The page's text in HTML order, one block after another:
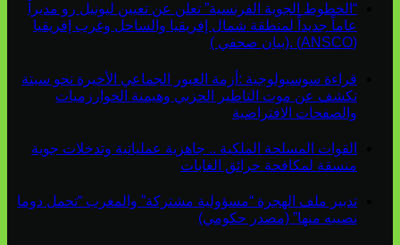
“الخطوط الجوية الفرنسية” تعلن عن تعيين ليونيل رو مديراً
عاماً جديداً لمنطقة شمال إفريقيا والساحل وغرب إفريقيا
(ANSCO) .(بيان صحفي )
قراءة سوسيولوجية :أزمة العبور الجماعي الأخيرة نحو سبتة
تكشف عن موت التاطير الحزبي وهيمنة الخوارزميات
والصفحات الافتراضية
القوات المسلحة الملكية .. جاهزية عملياتية وتدخلات جوية
منسقة لمكافحة حرائق الغابات
تدبير ملف الهجرة “مسؤولية مشتركة” والمغرب “تحمل دوما
نصيبه منها” (مصدر حكومي)